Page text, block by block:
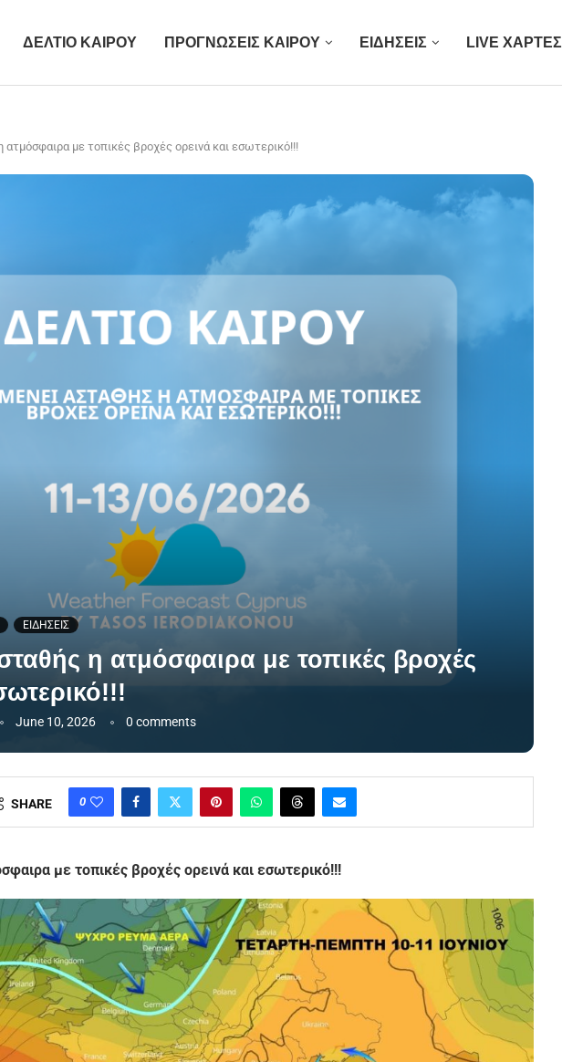
ΔΕΛΤΙΟ ΚΑΙΡΟΥ ΠΡΟΓΝΩΣΕΙΣ ΚΑΙΡΟΥ ΕΙΔΗΣΕΙΣ LIVE ΧΑΡΤΕΣ
ατμόσφαιρα με τοπικές βροχές ορεινά και εσωτερικό!!!
ΕΙΔΗΣΕΙΣ
η ατμόσφαιρα με τοπικές βροχές
June 10, 2026 0 comments
SHARE 0
με τοπικές βροχές ορεινά και εσωτερικό!!!